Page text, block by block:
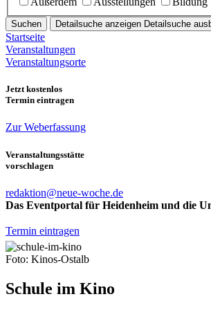
Suchen Detailsuche anzeigen Detailsuche
Startseite
Veranstaltungen
Veranstaltungsorte
Jetzt kostenlos
Termin eintragen
Zur Weberfassung
Veranstaltungsstätte
vorschlagen
redaktion@neue-woche.de
Das Eventportal für Heidenheim und die
Termin eintragen
Foto: Kinos-Ostalb
Schule im Kino